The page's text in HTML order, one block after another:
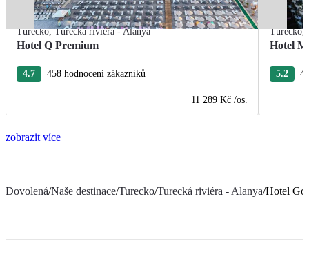
Turecko,Turecká riviéra - Alanya
Hotel Q Premium
4.7 458 hodnocení zákazníků
11 289 Kč /os.
Turecko,
Hotel
5.2
zobrazit více
Dovolená/Naše destinace/Turecko/Turecká riviéra - Alanya/Hotel